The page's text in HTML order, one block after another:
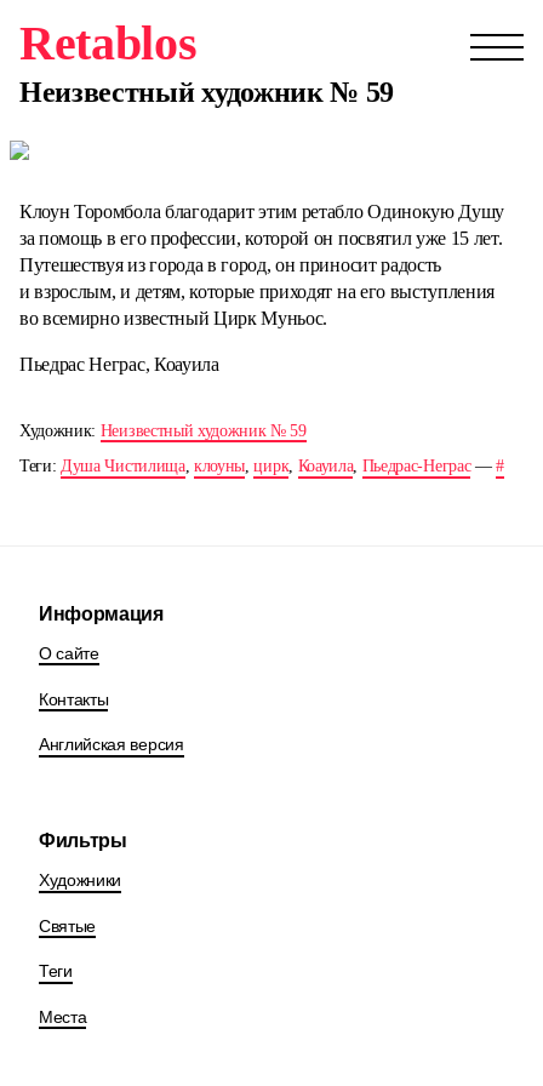
Retablos
Неизвестный художник № 59
Клоун Торомбола благодарит этим ретабло Одинокую Душу
за помощь в его профессии, которой он посвятил уже 15 лет.
Путешествуя из города в город, он приносит радость
и взрослым, и детям, которые приходят на его выступления
во всемирно известный Цирк Муньос.
Пьедрас Неграс, Коауила
Художник: Неизвестный художник № 59
Теги:Душа Чистилища, клоуны,цирк, Коауила, Пьедрас-Неграс—#
Информация
О сайте
Контакты
Английская версия
Фильтры
Художники
Святые
Теги
Места